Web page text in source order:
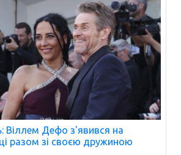
Віллем Дефо з'явився на
разом зі своєю дружиною